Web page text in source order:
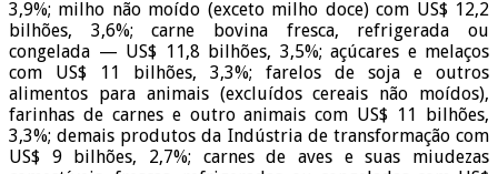
3,9%; milho não moído (exceto milho doce) com US$ 12,2
bilhões, 3,6%; carne bovina fresca, refrigerada ou
congelada — US$ 11,8 bilhões, 3,5%; açúcares e melaços
com US$ 11 bilhões, 3,3%; farelos de soja e outros
alimentos para animais (excluídos cereais não moídos),
farinhas de carnes e outro animais com US$ 11 bilhões,
3,3%; demais produtos da Indústria de transformação com
US$ 9 bilhões, 2,7%; carnes de aves e suas miudezas